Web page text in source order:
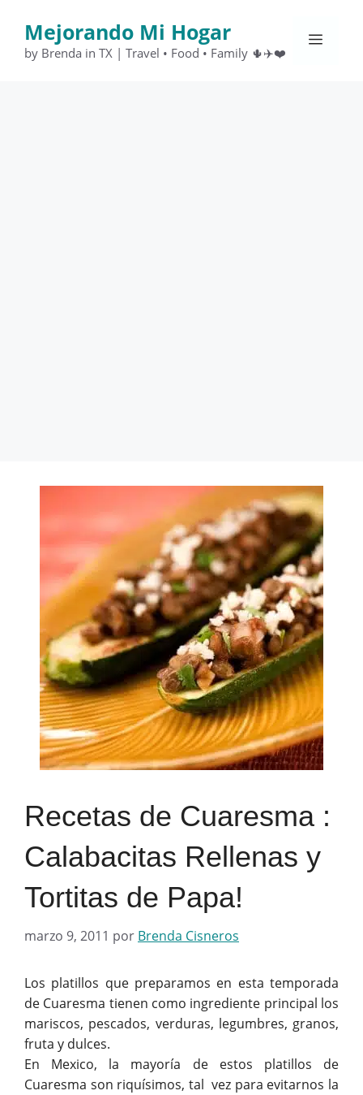
contenido
Mejorando Mi Hogar
by Brenda in TX | Travel • Food • Family 🌵✈️❤️
Menú
Recetas de Cuaresma :
Calabacitas Rellenas y
Tortitas de Papa!
marzo 9, 2011 por Brenda Cisneros
Los platillos que preparamos en esta temporada
de Cuaresma tienen como ingrediente principal los
mariscos, pescados, verduras, legumbres, granos,
fruta y dulces.
En Mexico, la mayoría de estos platillos de
Cuaresma son riquísimos, tal vez para evitarnos la